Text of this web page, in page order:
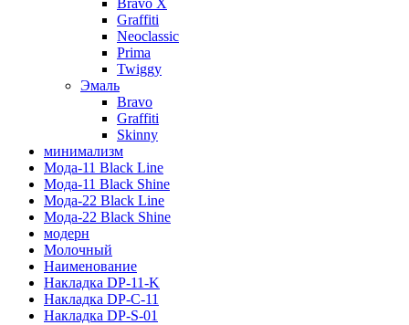
Bravo X
Graffiti
Neoclassic
Prima
Twiggy
Эмаль
Bravo
Graffiti
Skinny
минимализм
Мода-11 Black Line
Мода-11 Black Shine
Мода-22 Black Line
Мода-22 Black Shine
модерн
Молочный
Наименование
Накладка DP-11-K
Накладка DP-C-11
Накладка DP-S-01